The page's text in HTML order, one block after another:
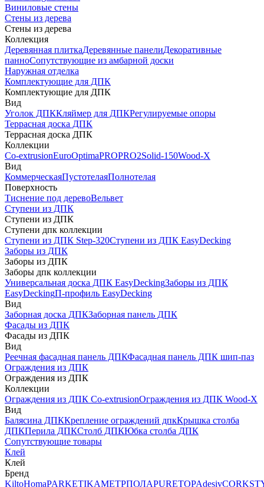
Виниловые стены
Стены из дерева
Стены из дерева
Коллекция
Деревянная плиткаДеревянные панелиДекоративные
панноСопутствующие из амбарной доски
Наружная отделка
Комплектующие для ДПК
Комплектующие для ДПК
Вид
Уголок ДПККляймер для ДПКРегулируемые опоры
Террасная доска ДПК
Террасная доска ДПК
Коллекции
Co-extrusionEuroOptimaPROPRO2Solid-150Wood-X
Вид
КоммерческаяПустотелаяПолнотелая
Поверхность
Тиснение под деревоВельвет
Ступени из ДПК
Ступени из ДПК
Ступени дпк коллекции
Ступени из ДПК Step-320Ступени из ДПК EasyDecking
Заборы из ДПК
Заборы из ДПК
Заборы дпк коллекции
Универсальная доска ДПК EasyDeckingЗаборы из ДПК
EasyDeckingП-профиль EasyDecking
Вид
Заборная доска ДПКЗаборная панель ДПК
Фасады из ДПК
Фасады из ДПК
Вид
Реечная фасадная панель ДПКФасадная панель ДПК шип-паз
Ограждения из ДПК
Ограждения из ДПК
Коллекции
Ограждения из ДПК Co-extrusionОграждения из ДПК Wood-X
Вид
Балясина ДПККрепление ограждений дпкКрышка столба
ДПКПерила ДПКСтолб ДПКЮбка столба ДПК
Сопутствующие товары
Клей
Клей
Бренд
KiltoHomaPARKETIKAМЕТРПОЛАPURETOPAdesiv